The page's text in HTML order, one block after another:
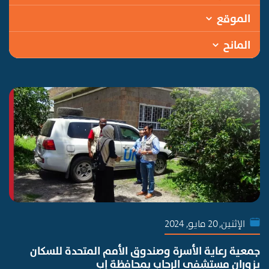
الموقع
المانح
الإثنين, 20 مايو, 2024
جمعية رعاية الأسرة وصندوق الأمم المتحدة للسكان
يزوران مستشفى الرحاب بمحافظة إب